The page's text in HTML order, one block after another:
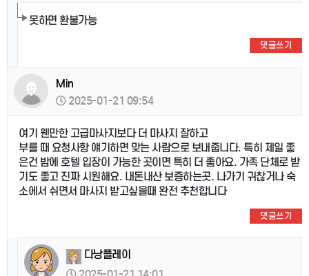
못하면 환불가능
댓글쓰기
Min
2025-01-21 09:54
여기 웬만한 고급마사지보다 더 마사지 잘하고
부를 때 요청사항 얘기하면 맞는 사람으로 보내줍니다. 특히 제일 좋
은건 밤에 호텔 입장이 가능한 곳이면 특히 더 좋아요. 가족 단체로 받
기도 좋고 진짜 시원해요. 내돈내산 보증하는곳. 나가기 귀찮거나 숙
소에서 쉬면서 마사지 받고싶을때 완전 추천합니다
댓글쓰기
다낭플레이